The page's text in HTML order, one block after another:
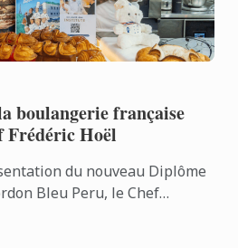
boulangerie française
Frédéric Hoël
du nouveau Diplôme
Bleu Peru, le Chef